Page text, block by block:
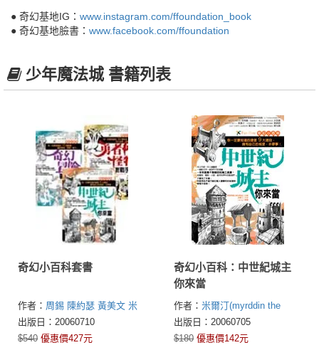
● 奇幻基地IG： www.instagram.com/ffoundation_book
● 奇幻基地臉書： www.facebook.com/ffoundation
少年魔法城 書籍列表
奇幻小百科套書
作者： 周錫 陳約瑟 黃美文 米
爾汀(myrddin the bard)
出版日：20060710
$540 優惠價427元
奇幻小百科：中世紀城主
你來當
作者： 米爾汀(myrddin the
bard)
出版日：20060705
$180 優惠價142元